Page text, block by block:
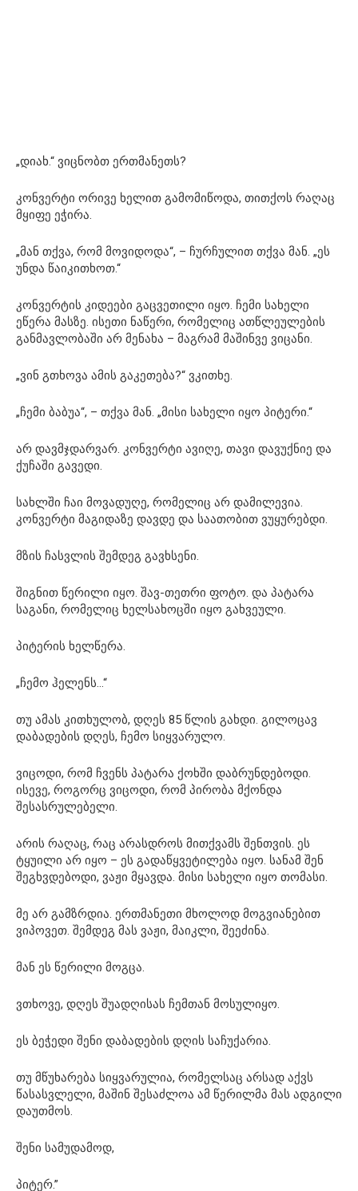
„დიახ.“ ვიცნობთ ერთმანეთს?
კონვერტი ორივე ხელით გამომიწოდა, თითქოს რაღაც
მყიფე ეჭირა.
„მან თქვა, რომ მოვიდოდა“, – ჩურჩულით თქვა მან. „ეს
უნდა წაიკითხოთ.“
კონვერტის კიდეები გაცვეთილი იყო. ჩემი სახელი
ეწერა მასზე. ისეთი ნაწერი, რომელიც ათწლეულების
განმავლობაში არ მენახა – მაგრამ მაშინვე ვიცანი.
„ვინ გთხოვა ამის გაკეთება?“ ვკითხე.
„ჩემი ბაბუა“, – თქვა მან. „მისი სახელი იყო პიტერი.“
არ დავმჯდარვარ. კონვერტი ავიღე, თავი დავუქნიე და
ქუჩაში გავედი.
სახლში ჩაი მოვადუღე, რომელიც არ დამილევია.
კონვერტი მაგიდაზე დავდე და საათობით ვუყურებდი.
მზის ჩასვლის შემდეგ გავხსენი.
შიგნით წერილი იყო. შავ-თეთრი ფოტო. და პატარა
საგანი, რომელიც ხელსახოცში იყო გახვეული.
პიტერის ხელწერა.
„ჩემო ჰელენს…“
თუ ამას კითხულობ, დღეს 85 წლის გახდი. გილოცავ
დაბადების დღეს, ჩემო სიყვარულო.
ვიცოდი, რომ ჩვენს პატარა ქოხში დაბრუნდებოდი.
ისევე, როგორც ვიცოდი, რომ პირობა მქონდა
შესასრულებელი.
არის რაღაც, რაც არასდროს მითქვამს შენთვის. ეს
ტყუილი არ იყო – ეს გადაწყვეტილება იყო. სანამ შენ
შეგხვდებოდი, ვაჟი მყავდა. მისი სახელი იყო თომასი.
მე არ გამზრდია. ერთმანეთი მხოლოდ მოგვიანებით
ვიპოვეთ. შემდეგ მას ვაჟი, მაიკლი, შეეძინა.
მან ეს წერილი მოგცა.
ვთხოვე, დღეს შუადღისას ჩემთან მოსულიყო.
ეს ბეჭედი შენი დაბადების დღის საჩუქარია.
თუ მწუხარება სიყვარულია, რომელსაც არსად აქვს
წასასვლელი, მაშინ შესაძლოა ამ წერილმა მას ადგილი
დაუთმოს.
შენი სამუდამოდ,
პიტერ.”